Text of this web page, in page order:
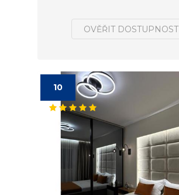
OVĚŘIT DOSTUPNOST
10